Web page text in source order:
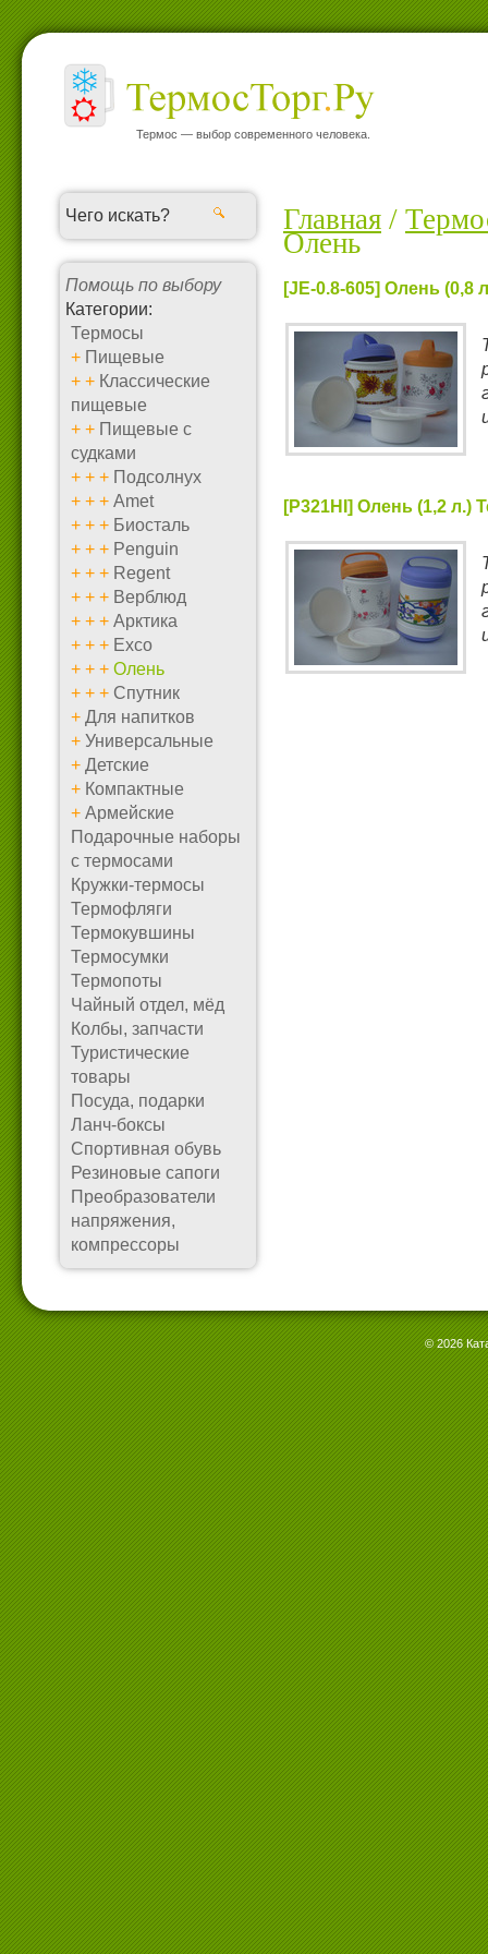
Термос — выбор современного человека.
Помощь по выбору
Категории:
Термосы
+ Пищевые
+ + Классические
пищевые
+ + Пищевые с
судками
+ + + Подсолнух
+ + + Amet
+ + + Биосталь
+ + + Penguin
+ + + Regent
+ + + Верблюд
+ + + Арктика
+ + + Exco
+ + + Олень
+ + + Спутник
+ Для напитков
+ Универсальные
+ Детские
+ Компактные
+ Армейские
Подарочные наборы
с термосами
Кружки-термосы
Термофляги
Термокувшины
Термосумки
Термопоты
Чайный отдел, мёд
Колбы, запчасти
Туристические
товары
Посуда, подарки
Ланч-боксы
Спортивная обувь
Резиновые сапоги
Преобразователи
напряжения,
компрессоры
Главная /
Олень
[JE-0.8-605] Олень (0,8
[P321HI] Олень (1,2 л.)
© 2026